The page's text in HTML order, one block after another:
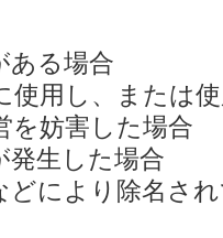
ある場合
使用し、または
を妨害した場合
発生した場合
どにより除名さ